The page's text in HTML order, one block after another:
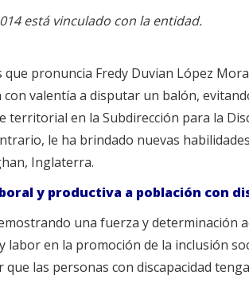
está vinculado con la entidad.
que pronuncia Fredy Duvian López
valentía a disputar un balón,
en la Subdirección para la
le ha brindado nuevas
Inglaterra.
y productiva a población con
una fuerza y determinación
en la promoción de la inclusión
las personas con discapacidad